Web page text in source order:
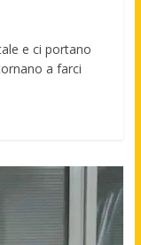
e ci portano
a farci